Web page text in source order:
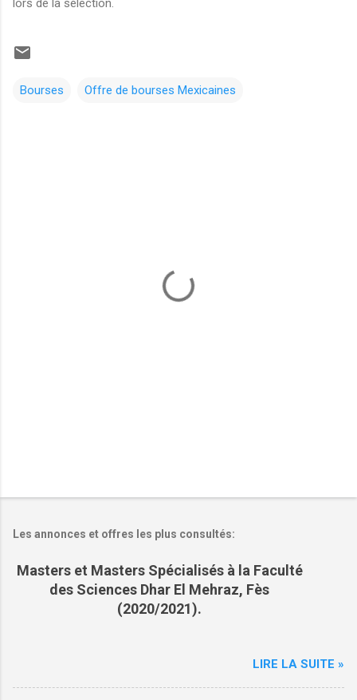
Bourses Offre de bourses Mexicaines
Les annonces et offres les plus consultés:
Masters et Masters Spécialisés à la Faculté
des Sciences Dhar El Mehraz, Fès
(2020/2021).
LIRE LA SUITE »